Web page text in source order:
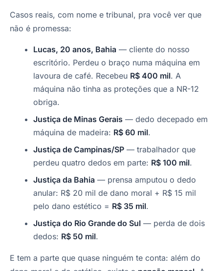
Casos reais, com nome e tribunal, pra você ver que
não é promessa:
Lucas, 20 anos, Bahia — cliente do nosso
escritório. Perdeu o braço numa máquina em
lavoura de café. Recebeu R$ 400 mil. A
máquina não tinha as proteções que a NR-12
obriga.
Justiça de Minas Gerais — dedo decepado em
máquina de madeira: R$ 60 mil.
Justiça de Campinas/SP — trabalhador que
perdeu quatro dedos em parte: R$ 100 mil.
Justiça da Bahia — prensa amputou o dedo
anular: R$ 20 mil de dano moral + R$ 15 mil
pelo dano estético = R$ 35 mil.
Justiça do Rio Grande do Sul — perda de dois
dedos: R$ 50 mil.
E tem a parte que quase ninguém te conta: além do